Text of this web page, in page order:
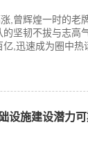
,曾辉煌一时的老
坚韧不拔与志高
,迅速成为圈中热
设施建设潜力可